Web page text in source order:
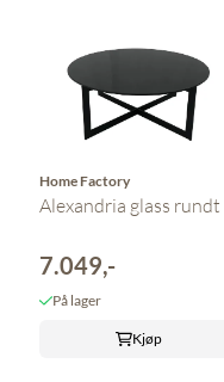
Home Factory
Alexandria glass rundt ...
7.049,-
På lager
Kjøp